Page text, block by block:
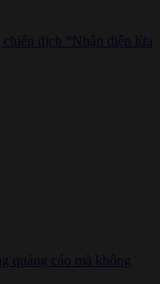
dịch “Nhận diện lừa
quảng cáo mà không